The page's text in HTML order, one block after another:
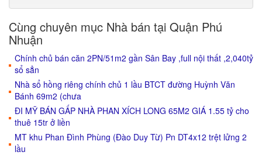
Cùng chuyên mục Nhà bán tại Quận Phú
Nhuận
Chính chủ bán căn 2PN/51m2 gần Sân Bay ,full nội thất ,2,040tỷ
sổ sẳn
Nhà sổ hồng riêng chính chủ 1 lầu BTCT đường Huỳnh Văn
Bánh 69m2 (chưa
ĐI MỸ BÁN GẤP NHÀ PHAN XÍCH LONG 65M2 GIÁ 1.55 tỷ cho
thuê 15tr ở liền
MT khu Phan Đình Phùng (Đào Duy Từ) Pn DT4x12 trệt lửng 2
lầu